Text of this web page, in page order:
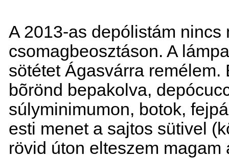
A 2013-as depólistám nincs
csomagbeosztáson. A
sötétet Ágasvárra
bõrönd bepakolva,
súlyminimumon, botok,
esti menet a sajtos sütivel
rövid úton elteszem magam